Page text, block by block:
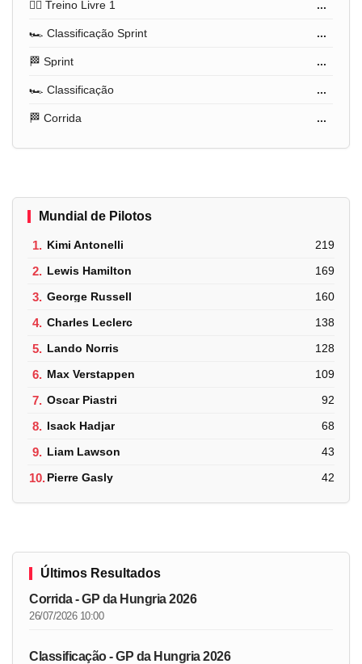
🏋️‍♂️ Treino Livre 1 ...
🏎️ Classificação Sprint ...
🏁 Sprint ...
🏎️ Classificação ...
🏁 Corrida ...
Mundial de Pilotos
1. Kimi Antonelli 219
2. Lewis Hamilton 169
3. George Russell 160
4. Charles Leclerc 138
5. Lando Norris 128
6. Max Verstappen 109
7. Oscar Piastri 92
8. Isack Hadjar 68
9. Liam Lawson 43
10.Pierre Gasly 42
Últimos Resultados
Corrida - GP da Hungria 2026
26/07/2026 10:00
Classificação - GP da Hungria 2026